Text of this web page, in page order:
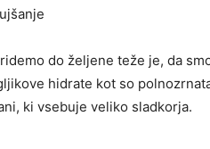
do željene teže je, da
hidrate kot so
ki vsebuje veliko sladkorja.